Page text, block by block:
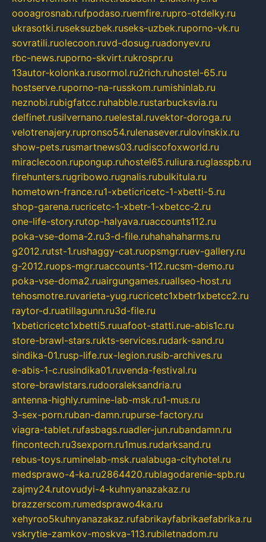
oooagrosnab.rufpodaso.ruemfire.rupro-otdelky.ru
ukrasotki.ruseksuzbek.ruseks-uzbek.ruporno-vk.ru
sovratili.ruolecoon.ruvd-dosug.ruadonyev.ru
rbc-news.ruporno-skvirt.rukrospr.ru
13autor-kolonka.rusormol.ru2rich.ruhostel-65.ru
hostserve.ruporno-na-russkom.rumishinlab.ru
neznobi.rubigfatcc.ruhabble.rustarbucksvia.ru
delfinet.rusilvernano.ruelestal.ruvektor-doroga.ru
velotrenajery.rupronso54.rulenasever.rulovinskix.ru
show-pets.rusmartnews03.rudiscofoxworld.ru
miraclecoon.rupongup.ruhostel65.ruliura.ruglasspb.ru
firehunters.rugribowo.rugnalis.rubulkitula.ru
hometown-france.ru1-xbeticricetc-1-xbetti-5.ru
shop-garena.rucricetc-1-xbetr-1-xbetcc-2.ru
one-life-story.rutop-halyava.ruaccounts112.ru
poka-vse-doma-2.ru3-d-file.ruhahahaharms.ru
g2012.rutst-1.rushaggy-cat.ruopsmgr.ruev-gallery.ru
g-2012.ruops-mgr.ruaccounts-112.rucsm-demo.ru
poka-vse-doma2.ruairgungames.ruallseo-host.ru
tehosmotre.ruvarieta-yug.rucricetc1xbetr1xbetcc2.ru
raytor-d.ruatillagunn.ru3d-file.ru
1xbeticricetc1xbetti5.ruuafoot-statti.rue-abis1c.ru
store-brawl-stars.rukts-services.rudark-sand.ru
sindika-01.rusp-life.rux-legion.rusib-archives.ru
e-abis-1-c.rusindika01.ruvenda-festival.ru
store-brawlstars.rudooraleksandria.ru
antenna-highly.rumine-lab-msk.ru1-mus.ru
3-sex-porn.ruban-damn.rupurse-factory.ru
viagra-tablet.rufasbags.ruadler-jun.rubandamn.ru
fincontech.ru3sexporn.ru1mus.rudarksand.ru
rebus-toys.ruminelab-msk.rualabuga-cityhotel.ru
medsprawo-4-ka.ru2864420.rublagodarenie-spb.ru
zajmy24.rutovudyi-4-kuhnyanazakaz.ru
brazzerscom.rumedsprawo4ka.ru
xehyroo5kuhnyanazakaz.rufabrikayfabrikaefabrika.ru
vskrytie-zamkov-moskva-113.rubiletnadom.ru